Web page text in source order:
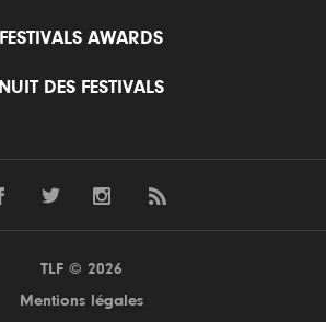
FESTIVALS AWARDS
NUIT DES FESTIVALS
TLF © 2026
Mentions légales